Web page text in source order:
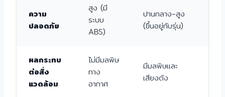
ความ
ปลอดภัย
สูง (มี
ระบบ
ABS)
ปานกลาง-สูง
(ขึ้นอยู่กับรุ่น)
ผลกระทบ
ต่อสิ่ง
แวดล้อม
ไม่มีมลพิษ
ทาง
อากาศ
มีมลพิษและ
เสียงดัง